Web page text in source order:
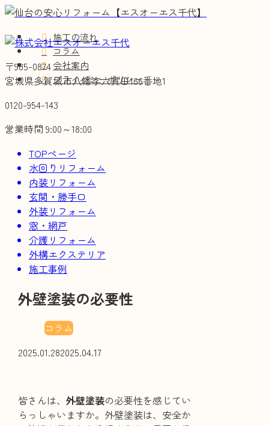
施工の流れ
コラム
会社案内
プライバシーポリシー
〒985-0874
宮城県多賀城市八幡字六貫田166番地1
0120-954-143
営業時間 9:00～18:00
TOPページ
水回りリフォーム
内装リフォーム
玄関・勝手口
外装リフォーム
窓・網戸
介護リフォーム
外構エクステリア
施工事例
外壁塗装の必要性
コラム
2025.01.282025.04.17
皆さんは、外壁塗装の必要性を感じてい
らっしゃいますか。外壁塗装は、安全か